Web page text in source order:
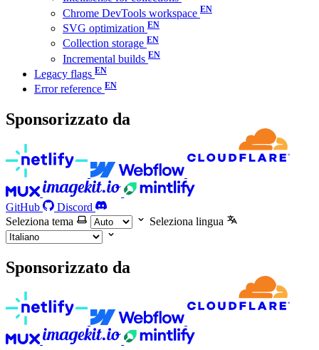
Chrome DevTools workspace
SVG optimization
Collection storage
Incremental builds
Legacy flags
Error reference
Sponsorizzato da
GitHub
Discord
Seleziona tema
Seleziona lingua
Sponsorizzato da